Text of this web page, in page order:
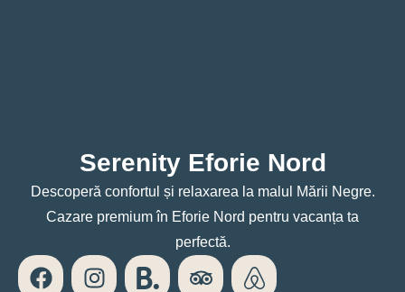
Serenity Eforie Nord
Descoperă confortul și relaxarea la malul Mării Negre.
Cazare premium în Eforie Nord pentru vacanța ta
perfectă.